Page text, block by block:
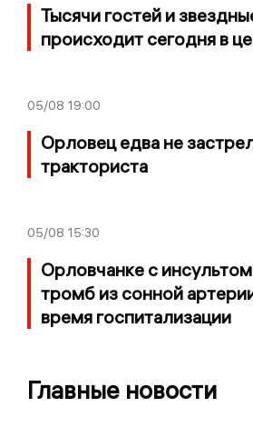
Тысячи гостей и
происходит сегодня в
05/08 19:00
Орловец едва не
тракториста
05/08 15:30
Орловчанке с
тромб из сонной
время госпитализации
Главные новости